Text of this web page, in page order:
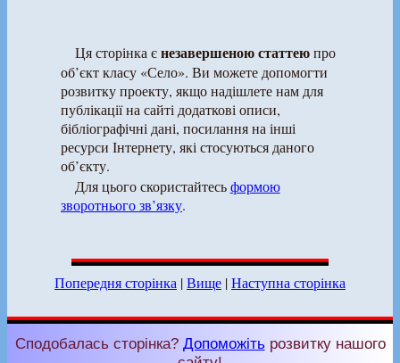
Ця сторінка єнезавершеною статтеюпро
об’єкт класу «Село». Ви можете допомогти
розвитку проекту, якщо надішлете нам для
публікації на сайті додаткові описи,
бібліографічні дані, посилання на інші
ресурси Інтернету, які стосуються даного
об’єкту.
Для цього скористайтесьформою
зворотнього зв’язку.
Попередня сторінка |Вище |Наступна сторінка
Сподобалась сторінка? Допоможіть розвитку нашого